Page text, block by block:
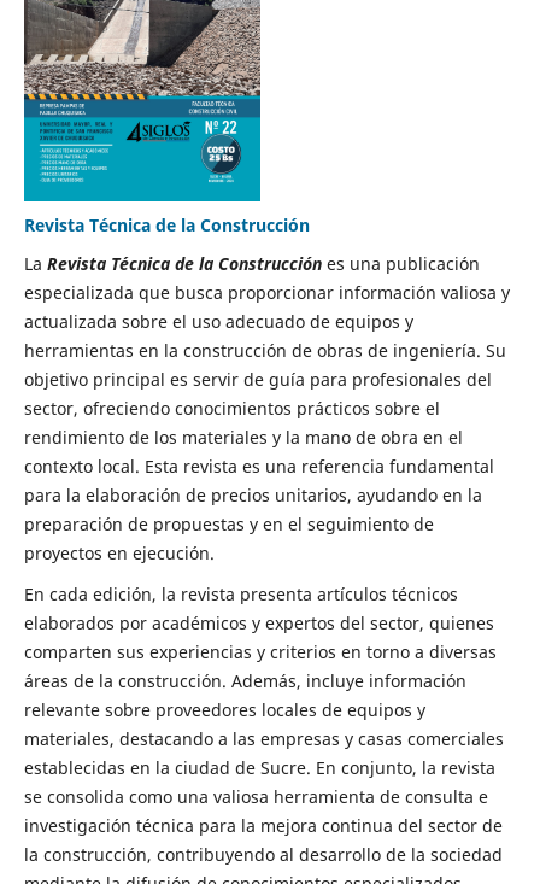
Revista Técnica de la Construcción
La Revista Técnica de la Construcciónes una publicación
especializada que busca proporcionar información valiosa y
actualizada sobre el uso adecuado de equipos y
herramientas en la construcción de obras de ingeniería. Su
objetivo principal es servir de guía para profesionales del
sector, ofreciendo conocimientos prácticos sobre el
rendimiento de los materiales y la mano de obra en el
contexto local. Esta revista es una referencia fundamental
para la elaboración de precios unitarios, ayudando en la
preparación de propuestas y en el seguimiento de
proyectos en ejecución.
En cada edición, la revista presenta artículos técnicos
elaborados por académicos y expertos del sector, quienes
comparten sus experiencias y criterios en torno a diversas
áreas de la construcción. Además, incluye información
relevante sobre proveedores locales de equipos y
materiales, destacando a las empresas y casas comerciales
establecidas en la ciudad de Sucre. En conjunto, la revista
se consolida como una valiosa herramienta de consulta e
investigación técnica para la mejora continua del sector de
la construcción, contribuyendo al desarrollo de la sociedad